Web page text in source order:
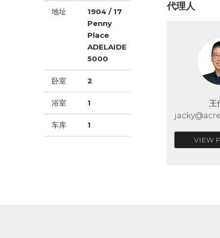
地址
1904 / 17
Penny
Place
ADELAIDE
5000
卧室 2
浴室 1
车库 1
代理人
王
VIEW